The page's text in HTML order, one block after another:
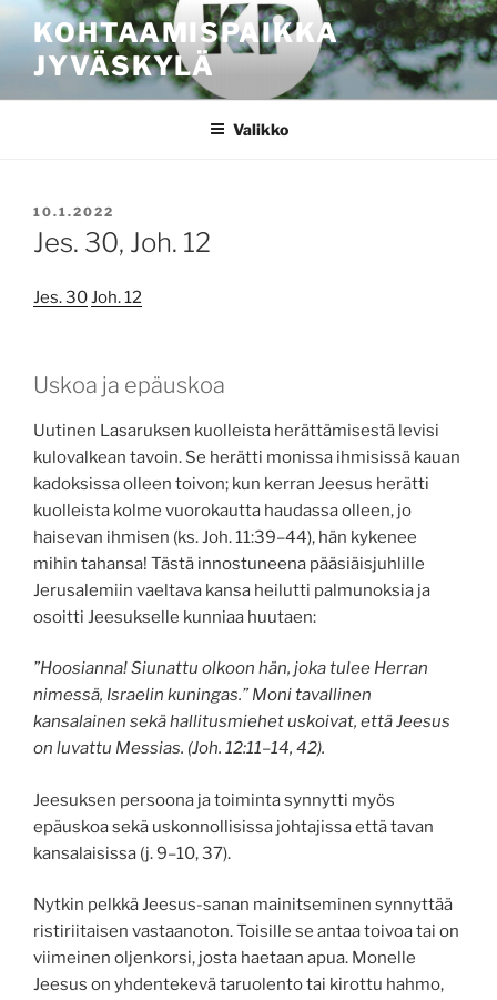
sisältöönKOHTAAMISPAIKKA
JYVÄSKYLÄ
Valikko
JULKAISTU
10.1.2022
Jes. 30, Joh. 12
Jes. 30Joh. 12
Uskoa ja epäuskoa
Uutinen Lasaruksen kuolleista herättämisestä levisi
kulovalkean tavoin. Se herätti monissa ihmisissä kauan
kadoksissa olleen toivon; kun kerran Jeesus herätti
kuolleista kolme vuorokautta haudassa olleen, jo
haisevan ihmisen (ks. Joh. 11:39–44), hän kykenee
mihin tahansa! Tästä innostuneena pääsiäisjuhlille
Jerusalemiin vaeltava kansa heilutti palmunoksia ja
osoitti Jeesukselle kunniaa huutaen:
”Hoosianna! Siunattu olkoon hän, joka tulee Herran
nimessä, Israelin kuningas.” Moni tavallinen
kansalainen sekä hallitusmiehet uskoivat, että Jeesus
on luvattu Messias. (Joh. 12:11–14, 42).
Jeesuksen persoona ja toiminta synnytti myös
epäuskoa sekä uskonnollisissa johtajissa että tavan
kansalaisissa (j. 9–10, 37).
Nytkin pelkkä Jeesus-sanan mainitseminen synnyttää
ristiriitaisen vastaanoton. Toisille se antaa toivoa tai on
viimeinen oljenkorsi, josta haetaan apua. Monelle
Jeesus on yhdentekevä taruolento tai kirottu hahmo,